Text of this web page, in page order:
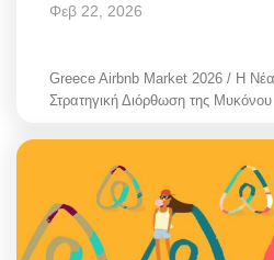
Φεβ 22, 2026
Greece Airbnb Market 2026 / Η
Στρατηγική Διόρθωση της Μυκόνου